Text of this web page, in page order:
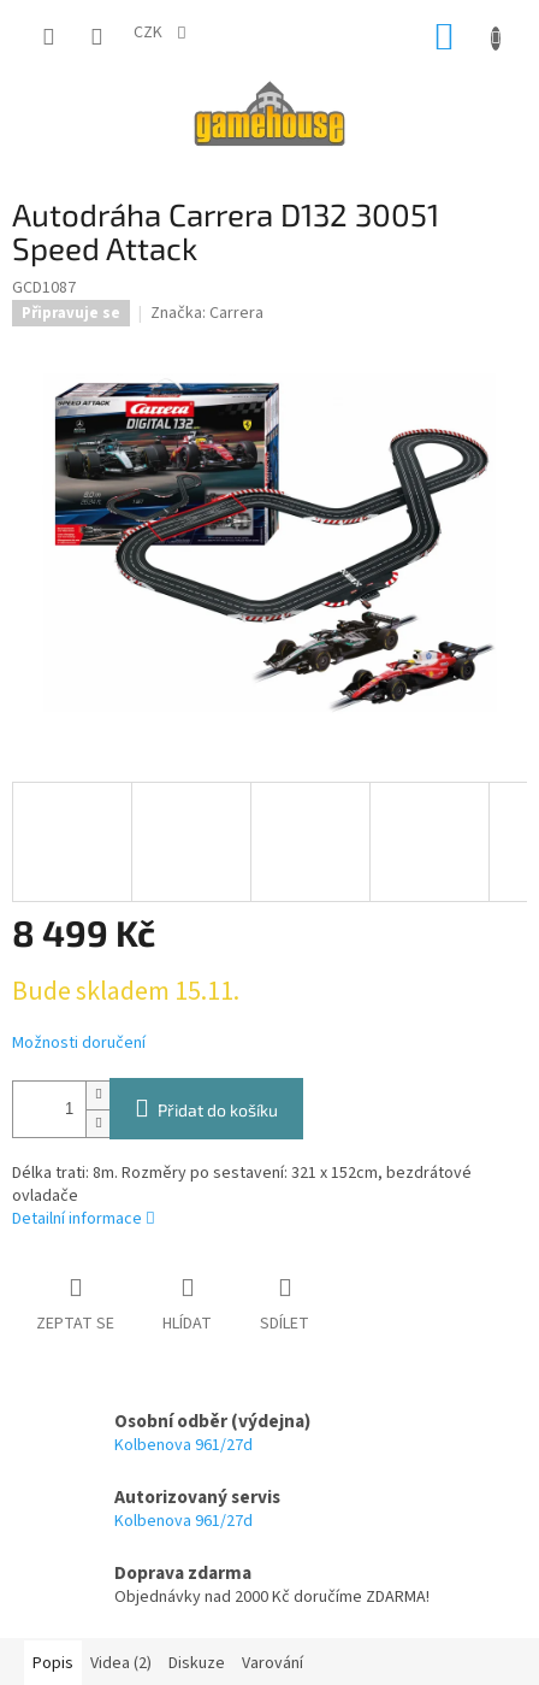
CZK
Autodráha Carrera D132 30051
Speed Attack
GCD1087
Připravuje se Značka: Carrera
8 499 Kč
cena:
Bude skladem 15.11.
Možnosti doručení
Přidat do košíku
Délka trati: 8m. Rozměry po sestavení: 321 x 152cm, bezdrátové
ovladače
Detailní informace
ZEPTAT SE HLÍDAT SDÍLET
Osobní odběr (výdejna)
Kolbenova 961/27d
Autorizovaný servis
Kolbenova 961/27d
Doprava zdarma
Objednávky nad 2000 Kč doručíme ZDARMA!
Popis Videa (2) Diskuze Varování